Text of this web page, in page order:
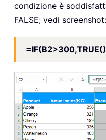
condizione è
FALSE; vedi screenshot: